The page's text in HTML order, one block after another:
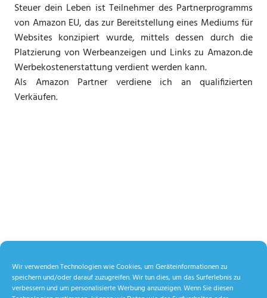
Wir verwenden Technologien wie Cookies, um Geräteinformationen zu
speichern und/oder darauf zuzugreifen. Wir tun dies, um das Surferlebnis zu
verbessern und um personalisierte Werbung anzuzeigen. Wenn Sie diesen
Steuer dein Leben ist Teilnehmer des Partnerprogramms
von Amazon EU, das zur Bereitstellung eines Mediums für
Websites konzipiert wurde, mittels dessen durch die
Platzierung von Werbeanzeigen und Links zu Amazon.de
Werbekostenerstattung verdient werden kann.
Als Amazon Partner verdiene ich an qualifizierten
Verkäufen.